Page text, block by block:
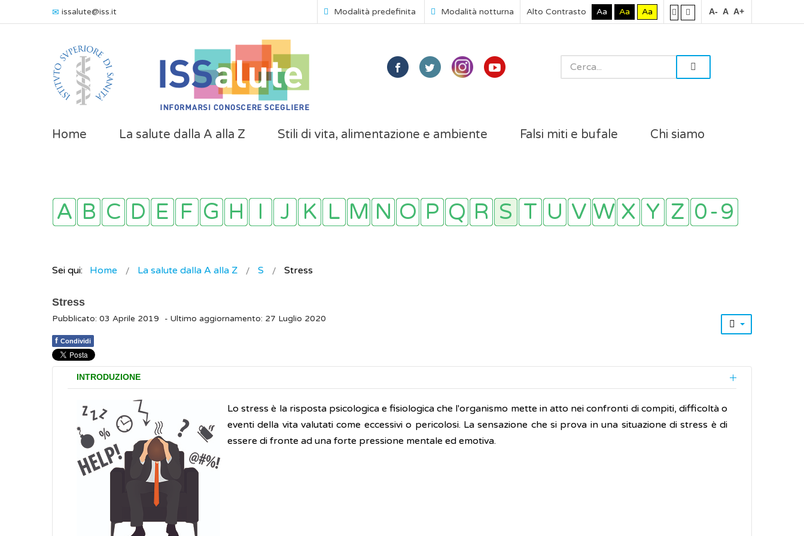
issalute@iss.it Modalità predefinita Modalità notturna Alto Contrasto Aa Aa Aa A- A A+
Home La salute dalla A alla Z Stili di vita, alimentazione e ambiente Falsi miti e bufale Chi siamo
Sei qui: Home La salute dalla A alla Z S Stress
Stress
Pubblicato: 03 Aprile 2019 - Ultimo aggiornamento: 27 Luglio 2020
f Condividi
INTRODUZIONE
Lo stress è la risposta psicologica e fisiologica che l'organismo mette in atto nei confronti di compiti, difficoltà o
eventi della vita valutati come eccessivi o pericolosi. La sensazione che si prova in una situazione di stress è di
essere di fronte ad una forte pressione mentale ed emotiva.